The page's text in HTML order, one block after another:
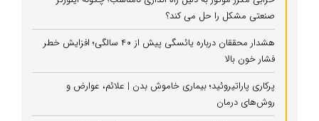
صنعتی مشکل را حل می‌ کند؟
هشدار محققان درباره یائسگی پیش از ۴۰ سالگی؛ افزایش خطر
فشار خون بالا
پرکاری پاراتیروئید؛ بیماری خاموش بدن | علائم، عوارض و
روش‌های درمان